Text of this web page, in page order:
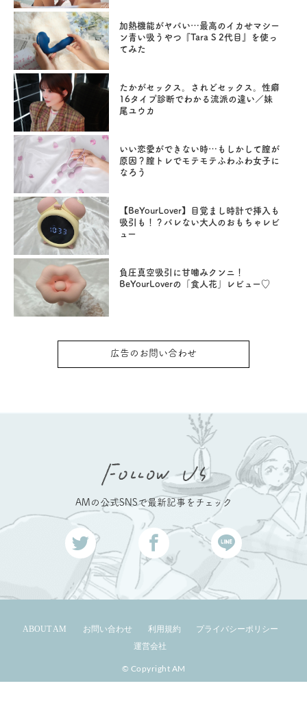
加熱機能がヤバい…最高のイカせマシー
ン青い吸うやつ『Tara S 2代目』を使っ
てみた
たかがセックス。されどセックス。性癖
16タイプ診断でわかる流派の違い／妹
尾ユウカ
いい恋愛ができない時…もしかして膣が
原因？膣トレでモテモテふわふわ女子に
なろう
【BeYourLover】目覚まし時計で挿入も
吸引も！？バレない大人のおもちゃレビ
ュー
負圧真空吸引に甘噛みクンニ！
BeYourLoverの「食人花」レビュー♡
広告のお問い合わせ
AMの公式SNSで最新記事をチェック
ABOUT AM お問い合わせ 利用規約
プライバシーポリシー
運営会社
© Copyright AM